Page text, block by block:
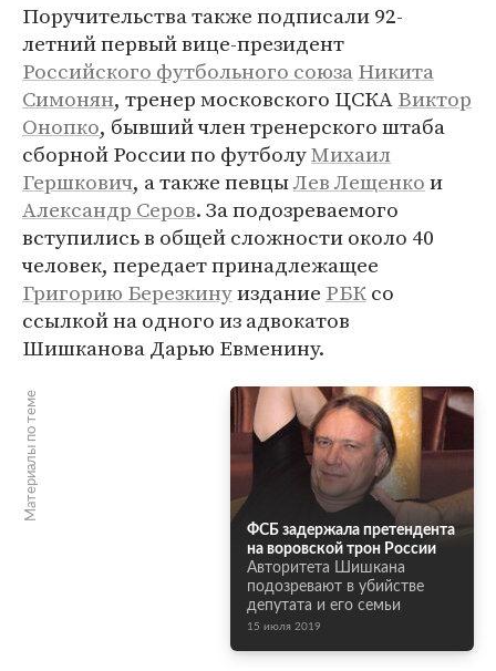
Поручительства также подписали 92-
летний первый вице-президент
Российского футбольного союзаНикита
Симонян, тренер московского ЦСКАВиктор
Онопко, бывший член тренерского штаба
сборной России по футболуМихаил
Гершкович, а также певцыЛев Лещенкои
Александр Серов. За подозреваемого
вступились в общей сложности около 40
человек, передает принадлежащее
Григорию Березкинуиздание РБКсо
ссылкой на одного из адвокатов
Шишканова Дарью Евменину.
Материалы по теме
ФСБ задержала претендента
на воровской трон России
Авторитета Шишкана
подозревают в убийстве
депутата и его семьи
15 июля 2019